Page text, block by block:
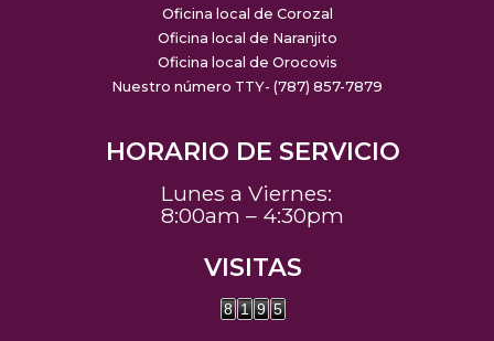
Oficina local de Corozal
Oficina local de Naranjito
Oficina local de Orocovis
Nuestro número TTY- (787) 857-7879
HORARIO DE SERVICIO
Lunes a Viernes:
8:00am – 4:30pm
VISITAS
8 1 9 5